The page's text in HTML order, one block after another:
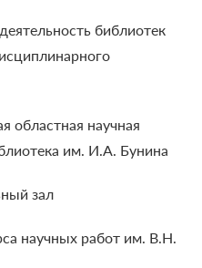
библиотек
областная научная
им. И.А. Бунина
зал
научных работ им. В.Н.